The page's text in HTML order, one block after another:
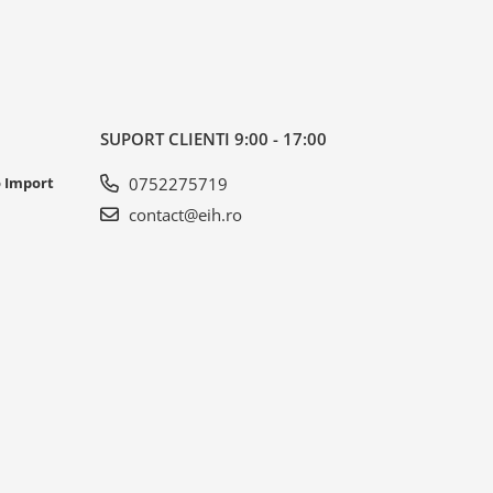
Import
SUPORT CLIENTI 9:00 - 17:00
0752275719
contact@eih.ro